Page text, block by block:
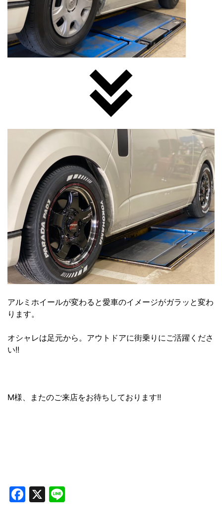
アルミホイールが変わると愛車のイメージがガラッと変わ
ります。
オシャレは足元から。アウトドアに街乗りにご活躍くださ
い!!
M様、またのご来店をお待ちしております!!
Facebook
X